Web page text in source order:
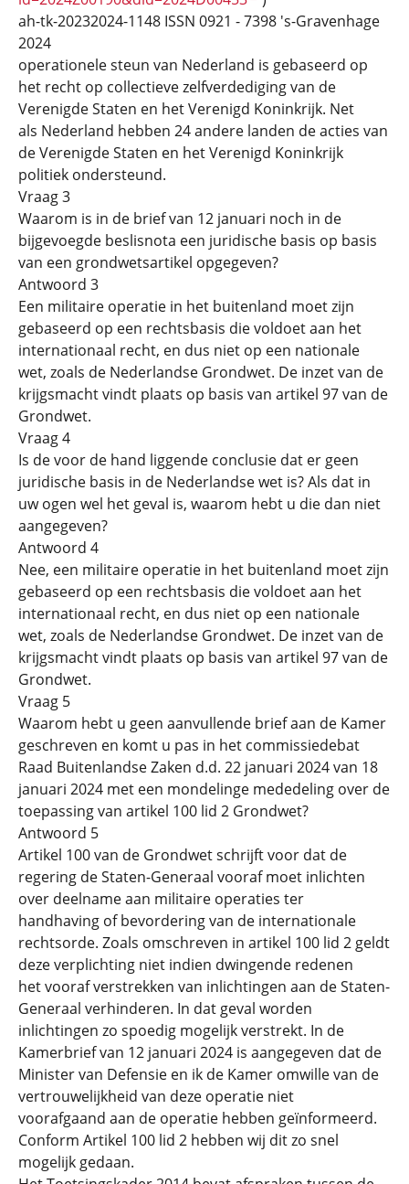
ah-tk-20232024-1148 ISSN 0921 - 7398 's-Gravenhage
2024
operationele steun van Nederland is gebaseerd op
het recht op collectieve zelfverdediging van de
Verenigde Staten en het Verenigd Koninkrijk. Net
als Nederland hebben 24 andere landen de acties van
de Verenigde Staten en het Verenigd Koninkrijk
politiek ondersteund.
Vraag 3
Waarom is in de brief van 12 januari noch in de
bijgevoegde beslisnota een juridische basis op basis
van een grondwetsartikel opgegeven?
Antwoord 3
Een militaire operatie in het buitenland moet zijn
gebaseerd op een rechtsbasis die voldoet aan het
internationaal recht, en dus niet op een nationale
wet, zoals de Nederlandse Grondwet. De inzet van de
krijgsmacht vindt plaats op basis van artikel 97 van de
Grondwet.
Vraag 4
Is de voor de hand liggende conclusie dat er geen
juridische basis in de Nederlandse wet is? Als dat in
uw ogen wel het geval is, waarom hebt u die dan niet
aangegeven?
Antwoord 4
Nee, een militaire operatie in het buitenland moet zijn
gebaseerd op een rechtsbasis die voldoet aan het
internationaal recht, en dus niet op een nationale
wet, zoals de Nederlandse Grondwet. De inzet van de
krijgsmacht vindt plaats op basis van artikel 97 van de
Grondwet.
Vraag 5
Waarom hebt u geen aanvullende brief aan de Kamer
geschreven en komt u pas in het commissiedebat
Raad Buitenlandse Zaken d.d. 22 januari 2024 van 18
januari 2024 met een mondelinge mededeling over de
toepassing van artikel 100 lid 2 Grondwet?
Antwoord 5
Artikel 100 van de Grondwet schrijft voor dat de
regering de Staten-Generaal vooraf moet inlichten
over deelname aan militaire operaties ter
handhaving of bevordering van de internationale
rechtsorde. Zoals omschreven in artikel 100 lid 2 geldt
deze verplichting niet indien dwingende redenen
het vooraf verstrekken van inlichtingen aan de Staten-
Generaal verhinderen. In dat geval worden
inlichtingen zo spoedig mogelijk verstrekt. In de
Kamerbrief van 12 januari 2024 is aangegeven dat de
Minister van Defensie en ik de Kamer omwille van de
vertrouwelijkheid van deze operatie niet
voorafgaand aan de operatie hebben geïnformeerd.
Conform Artikel 100 lid 2 hebben wij dit zo snel
mogelijk gedaan.